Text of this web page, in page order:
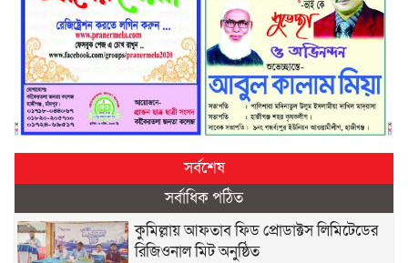
সর্বশেষ
সর্বাধিক পঠিত
কুমিল্লায় আফতাব ফিড প্রোডাক্টস লিমিটেডের
রিজিওনাল মিট অনুষ্ঠিত